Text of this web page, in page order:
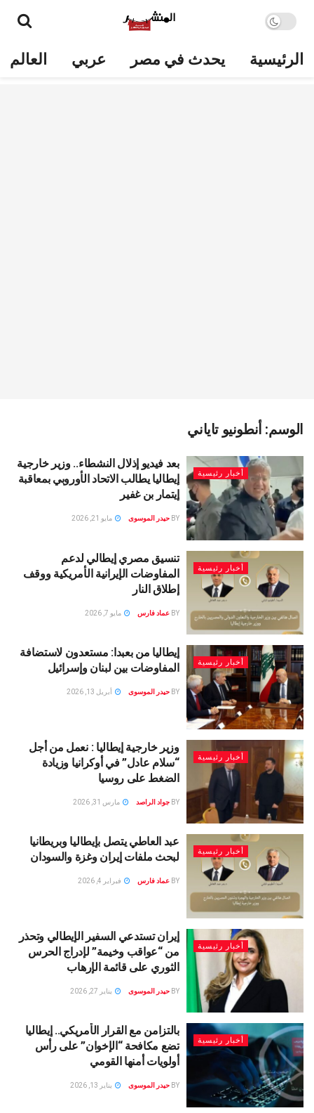
الرئيسية يحدث في مصر عربي العالم
الوسم: أنطونيو تاياني
أخبار رئيسية
بعد فيديو إذلال النشطاء.. وزير خارجية
إيطاليا يطالب الاتحاد الأوروبي بمعاقبة
إيتمار بن غفير
BY حيدر الموسوى مايو 21, 2026
أخبار رئيسية
تنسيق مصري إيطالي لدعم
المفاوضات الإيرانية الأمريكية ووقف
إطلاق النار
BY عماد فارس مايو 7, 2026
أخبار رئيسية
إيطاليا من بعبدا: مستعدون لاستضافة
المفاوضات بين لبنان وإسرائيل
BY حيدر الموسوى أبريل 13, 2026
أخبار رئيسية
وزير خارجية إيطاليا : نعمل من أجل
“سلام عادل” في أوكرانيا وزيادة
الضغط على روسيا
BY جواد الراصد مارس 31, 2026
أخبار رئيسية
عبد العاطي يتصل بإيطاليا وبريطانيا
لبحث ملفات إيران وغزة والسودان
BY عماد فارس فبراير 4, 2026
أخبار رئيسية
إيران تستدعي السفير الإيطالي وتحذر
من “عواقب وخيمة” لإدراج الحرس
الثوري على قائمة الإرهاب
BY حيدر الموسوى يناير 27, 2026
أخبار رئيسية
بالتزامن مع القرار الأمريكي.. إيطاليا
تضع مكافحة “الإخوان” على رأس
أولويات أمنها القومي
BY حيدر الموسوى يناير 13, 2026